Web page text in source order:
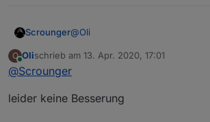
Scrounger@Oli
Ok dann versuch mal folgendes:
das verursacht manchmal
O
Online
Olischrieb am 13. Apr. 2020, 17:01
zuletzt editiert von
@Scrounger
leider keine Besserung